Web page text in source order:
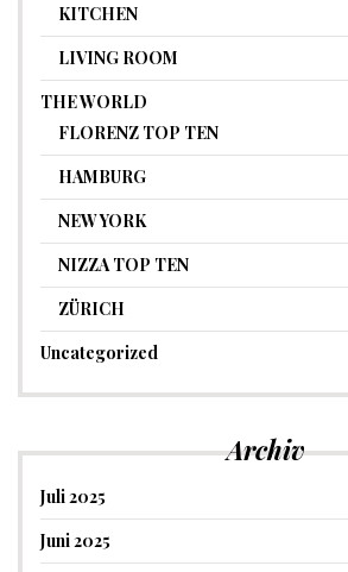
KITCHEN
LIVING ROOM
THE WORLD
FLORENZ TOP TEN
HAMBURG
NEW YORK
NIZZA TOP TEN
ZÜRICH
Uncategorized
Archiv
Juli 2025
Juni 2025